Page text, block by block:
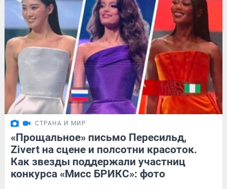
СТРАНА И МИР
«Прощальное» письмо Пересильд,
Zivert на сцене и полсотни красоток.
Как звезды поддержали участниц
конкурса «Мисс БРИКС»: фото